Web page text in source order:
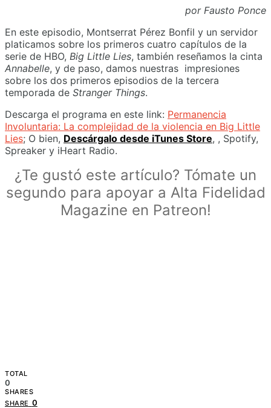
por Fausto Ponce
En este episodio, Montserrat Pérez Bonfil y un servidor
platicamos sobre los primeros cuatro capítulos de la
serie de HBO, Big Little Lies, también reseñamos la cinta
Annabelle, y de paso, damos nuestras impresiones
sobre los dos primeros episodios de la tercera
temporada de Stranger Things.
Descarga el programa en este link: Permanencia
Involuntaria: La complejidad de la violencia en Big Little
Lies; O bien, Descárgalo desde iTunes Store, , Spotify,
Spreaker y iHeart Radio.
¿Te gustó este artículo? Tómate un
segundo para apoyar a Alta Fidelidad
Magazine en Patreon!
TOTAL
0
SHARES
SHARE 0